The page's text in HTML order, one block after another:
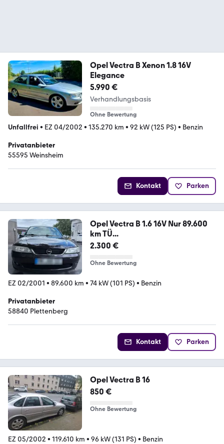
Opel Vectra B Xenon 1.8 16V
Elegance
5.990 €
Verhandlungsbasis
Ohne Bewertung
Unfallfrei • EZ 04/2002 • 135.270 km • 92 kW (125 PS) • Benzin
Privatanbieter
55595 Weinsheim
Kontakt Parken
Opel Vectra B 1.6 16V Nur 89.600
km TÜ...
2.300 €
Ohne Bewertung
EZ 02/2001 • 89.600 km • 74 kW (101 PS) • Benzin
Privatanbieter
58840 Plettenberg
Kontakt Parken
Opel Vectra B 16
850 €
Ohne Bewertung
EZ 05/2002 • 119.610 km • 96 kW (131 PS) • Benzin